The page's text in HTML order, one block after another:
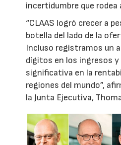
incertidumbre que rodea
“CLAAS logró crecer a
botella del lado de la
Incluso registramos un
dígitos en los ingresos y
significativa en la
regiones del mundo”,
la Junta Ejecutiva,